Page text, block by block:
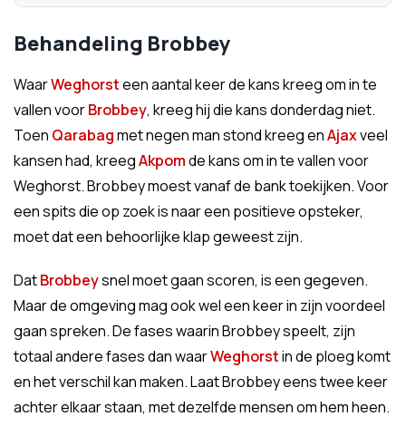
Behandeling Brobbey
WaarWeghorsteen aantal keer de kans kreeg om in te
vallen voorBrobbey, kreeg hij die kans donderdag niet.
Toen Qarabagmet negen man stond kreeg enAjaxveel
kansen had, kreegAkpomde kans om in te vallen voor
Weghorst. Brobbey moest vanaf de bank toekijken. Voor
een spits die op zoek is naar een positieve opsteker,
moet dat een behoorlijke klap geweest zijn.
DatBrobbeysnel moet gaan scoren, is een gegeven.
Maar de omgeving mag ook wel een keer in zijn voordeel
gaan spreken. De fases waarin Brobbey speelt, zijn
totaal andere fases dan waarWeghorstin de ploeg komt
en het verschil kan maken. Laat Brobbey eens twee keer
achter elkaar staan, met dezelfde mensen om hem heen.